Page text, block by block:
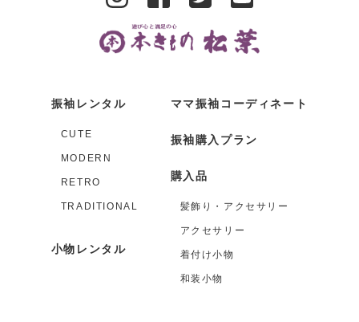
振袖レンタル
CUTE
MODERN
RETRO
TRADITIONAL
小物レンタル
ママ振袖コーディネート
振袖購入プラン
購入品
髪飾り・アクセサリー
アクセサリー
着付け小物
和装小物